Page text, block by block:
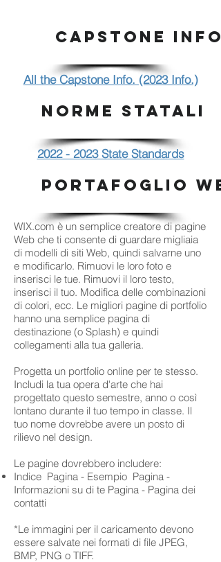
CAPSTONE INFO.
All the Capstone Info. (2023 Info.)
NORME STATALI
2022 - 2023 State Standards
PORTAFOGLIO
WIX.com è un semplice creatore di pagine
Web che ti consente di guardare migliaia
di modelli di siti Web, quindi salvarne uno
e modificarlo. Rimuovi le loro foto e
inserisci le tue. Rimuovi il loro testo,
inserisci il tuo. Modifica delle combinazioni
di colori, ecc. Le migliori pagine di portfolio
hanno una semplice pagina di
destinazione (o Splash) e quindi
collegamenti alla tua galleria.
Progetta un portfolio online per te stesso.
Includi la tua opera d'arte che hai
progettato questo semestre, anno o così
lontano durante il tuo tempo in classe. Il
tuo nome dovrebbe avere un posto di
rilievo nel design.
Le pagine dovrebbero includere:
Indice Pagina - Esempio Pagina -
Informazioni su di te Pagina - Pagina dei
contatti
*Le immagini per il caricamento devono
essere salvate nei formati di file JPEG,
BMP, PNG o TIFF.